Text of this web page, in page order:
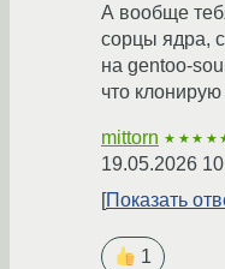
А вообще
сорцы ядра,
на gentoo-
что
mittorn
19.05.2026
Показать
1